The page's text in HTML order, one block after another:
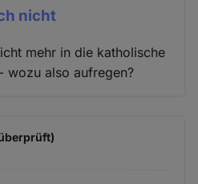
nicht
mehr in die katholische
wozu also aufregen?